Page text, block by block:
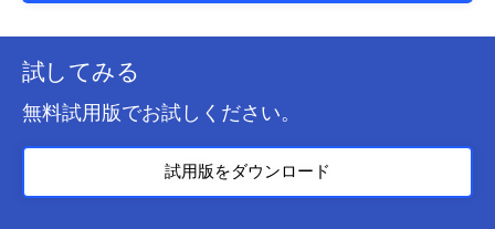
試してみる
無料試用版でお試しください。
試用版をダウンロード